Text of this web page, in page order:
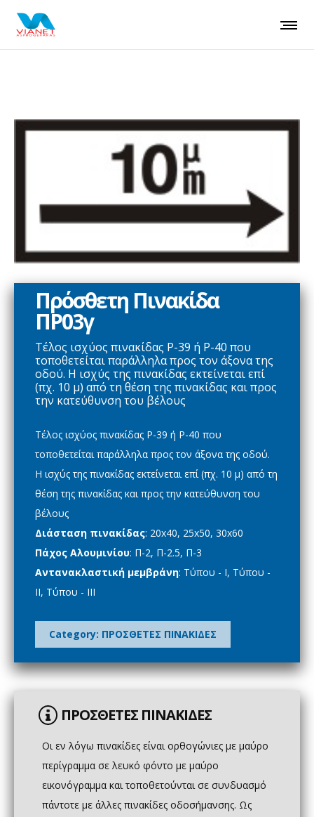
Πρόσθετη Πινακίδα
ΠΡ03γ
Τέλος ισχύος πινακίδας Ρ-39 ή Ρ-40 που
τοποθετείται παράλληλα προς τον άξονα της
οδού. Η ισχύς της πινακίδας εκτείνεται επί
(πχ. 10 μ) από τη θέση της πινακίδας και προς
την κατεύθυνση του βέλους
Τέλος ισχύος πινακίδας Ρ-39 ή Ρ-40 που
τοποθετείται παράλληλα προς τον άξονα της οδού.
Η ισχύς της πινακίδας εκτείνεται επί (πχ. 10 μ) από τη
θέση της πινακίδας και προς την κατεύθυνση του
βέλους
Διάσταση πινακίδας: 20x40, 25x50, 30x60
Πάχος Αλουμινίου: Π-2, Π-2.5, Π-3
Αντανακλαστική μεμβράνη: Τύπου - Ι, Τύπου -
ΙΙ, Τύπου - ΙΙΙ
Category: ΠΡΟΣΘΕΤΕΣ ΠΙΝΑΚΙΔΕΣ
ΠΡΟΣΘΕΤΕΣ ΠΙΝΑΚΙΔΕΣ
Οι εν λόγω πινακίδες είναι ορθογώνιες με μαύρο
περίγραμμα σε λευκό φόντο με μαύρο
εικονόγραμμα και τoπoθετoύνται σε συνδυασμό
πάντoτε με άλλες πινακίδες οδοσήμανσης. Ως